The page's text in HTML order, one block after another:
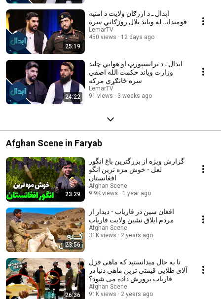
25:19
ابدال ـ د ارزګان ولایت د امنیه
قومندانۍ له ویاند بلال روزګاني سره
LemarTV
450 views
12 days ago
24:22
ابدال ـ د ترانسپورټ او هوایي چلند
وزارت ویاند حکمت الله اصفي
سره ځانګړې مرکه
LemarTV
91 views
3 weeks ago
Afghan Scene in Faryab
23:29
گزارش ویژه از بزرگترین باغ انگور
لعل - خوش مزه ترین انگو
افغانستان
Afghan Scene
9.9K views
1 year ago
23:56
افغان سین در فاریاب - دیدار از
مردم ایلاق نشین ولایت فاریاب
Afghan Scene
31K views
2 years ago
26:36
تا به حال میدانستید که ماهی قزل
آلای طلایی قیمتی ترین ماهی دنیا در
فاریاب پرورش داده می شود؟
Afghan Scene
91K views
2 years ago